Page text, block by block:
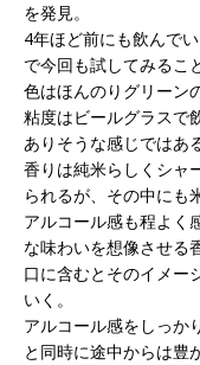
を発見。
4年ほど前にも飲んで
で今回も試してみるこ
色はほんのりグリーン
粘度はビールグラスで
ありそうな感じではある
香りは純米らしくシャ
られるが、その中にも
アルコール感も程よく
な味わいを想像させる
口に含むとそのイメー
いく。
アルコール感をしっか
と同時に途中からは豊